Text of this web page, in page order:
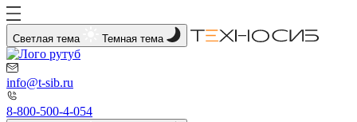
Светлая тема Темная тема
info@t-sib.ru
8-800-500-4-054